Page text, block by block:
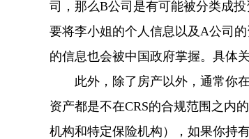
司，那么B公司是有可能被分类成
要将李小姐的个人信息以及A公司
的信息也会被中国政府掌握。具体
此外，除了房产以外，通常你在
资产都是不在CRS的合规范围之内
机构和特定保险机构），如果你持